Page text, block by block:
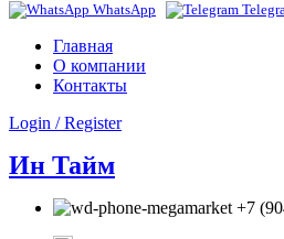
WhatsApp
Главная
О компании
Контакты
Login / Register
Ин Тайм
+7